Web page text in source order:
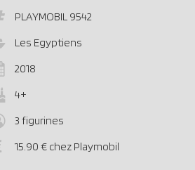
PLAYMOBIL 9542
Les Egyptiens
2018
4+
3 figurines
15.90 € chez Playmobil